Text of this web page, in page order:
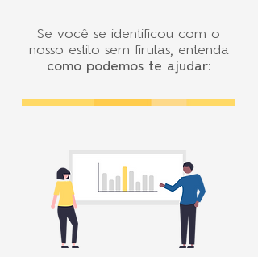
Se você se identificou com o
nosso estilo sem firulas, entenda
como podemos te ajudar: